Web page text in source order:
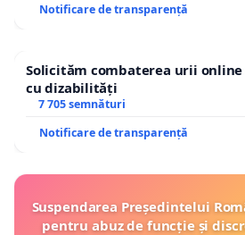
Notificare de transparență
Solicităm combaterea urii
cu dizabilități
7 705 semnături
Notificare de transparență
Suspendarea Președintelui
pentru abuz de funcție și